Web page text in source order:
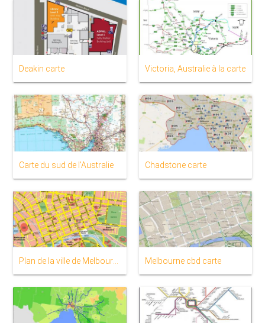
Deakin carte Victoria, Australie à la carte
Carte du sud de l'Australie Chadstone carte
Plan de la ville de Melbourne Melbourne cbd carte